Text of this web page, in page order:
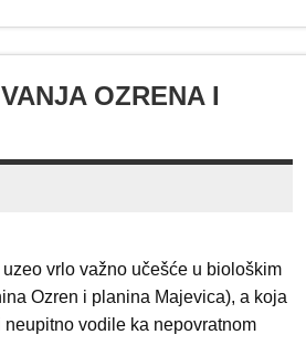
OZRENA I
vrlo važno učešće u biološkim
Ozren i planina Majevica), a koja
vodile ka nepovratnom